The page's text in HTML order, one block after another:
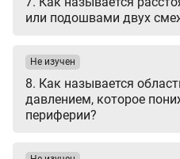
или подошвами двух
8. Как называется
давлением, которое
периферии?
Не изучен